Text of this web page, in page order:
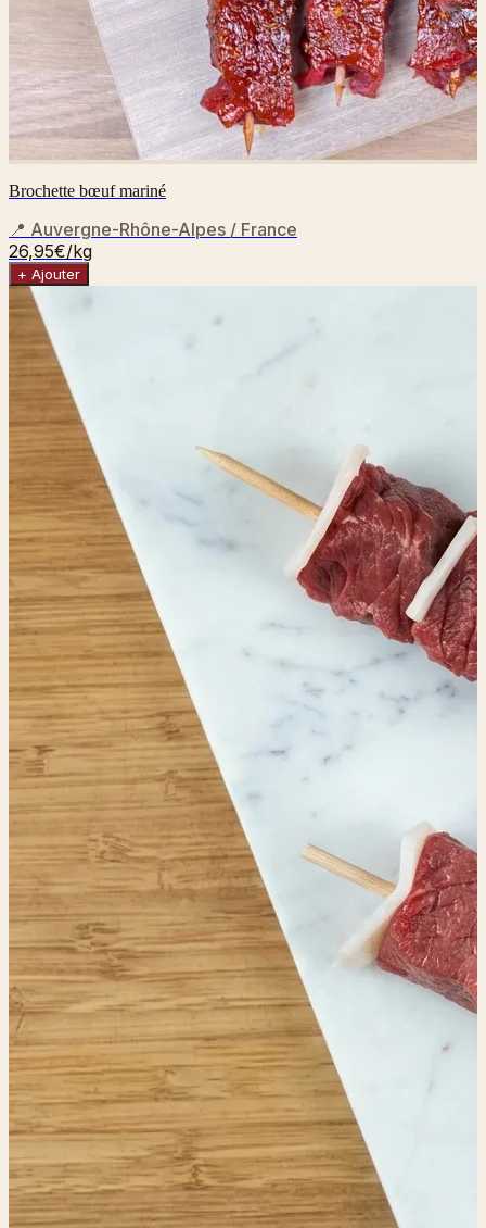
Brochette bœuf mariné
📍 Auvergne-Rhône-Alpes / France
26,95€/kg
+ Ajouter